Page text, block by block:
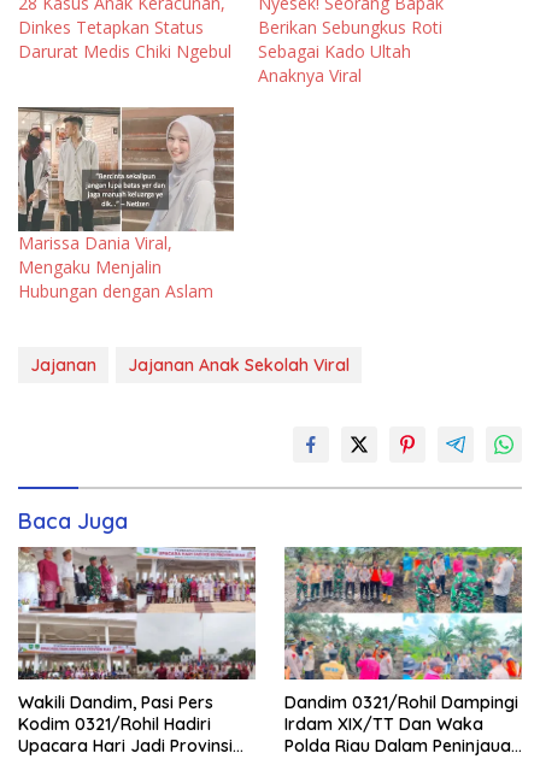
Dinkes Tetapkan Status
Darurat Medis Chiki Ngebul
Berikan Sebungkus Roti
Sebagai Kado Ultah
Anaknya Viral
Marissa Dania Viral,
Mengaku Menjalin
Hubungan dengan Aslam
Jajanan Jajanan Anak Sekolah Viral
Baca Juga
Wakili Dandim, Pasi Pers
Kodim 0321/Rohil Hadiri
Upacara Hari Jadi Provinsi
Dandim 0321/Rohil Dampingi
Irdam XIX/TT Dan Waka
Polda Riau Dalam Peninjauan